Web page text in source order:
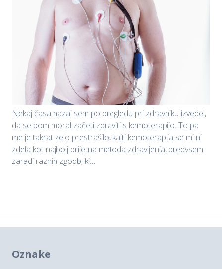
Nekaj časa nazaj sem po pregledu pri zdravniku izvedel,
da se bom moral začeti zdraviti s kemoterapijo. To pa
me je takrat zelo prestrašilo, kajti kemoterapija se mi ni
zdela kot najbolj prijetna metoda zdravljenja, predvsem
zaradi raznih zgodb, ki…
Oznake